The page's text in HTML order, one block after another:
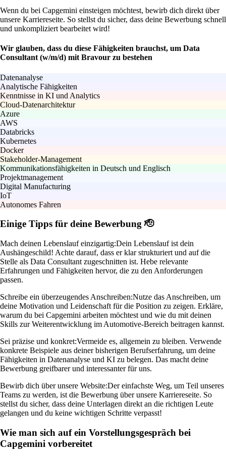
Wenn du bei Capgemini einsteigen möchtest, bewirb dich direkt über
unsere Karriereseite. So stellst du sicher, dass deine Bewerbung schnell
und unkompliziert bearbeitet wird!
Wir glauben, dass du diese Fähigkeiten brauchst, um Data
Consultant (w/m/d) mit Bravour zu bestehen
Datenanalyse
Analytische Fähigkeiten
Kenntnisse in KI und Analytics
Cloud-Datenarchitektur
Azure
AWS
Databricks
Kubernetes
Docker
Stakeholder-Management
Kommunikationsfähigkeiten in Deutsch und Englisch
Projektmanagement
Digital Manufacturing
IoT
Autonomes Fahren
Einige Tipps für deine Bewerbung 🫡
Mach deinen Lebenslauf einzigartig:Dein Lebenslauf ist dein
Aushängeschild! Achte darauf, dass er klar strukturiert und auf die
Stelle als Data Consultant zugeschnitten ist. Hebe relevante
Erfahrungen und Fähigkeiten hervor, die zu den Anforderungen
passen.
Schreibe ein überzeugendes Anschreiben:Nutze das Anschreiben, um
deine Motivation und Leidenschaft für die Position zu zeigen. Erkläre,
warum du bei Capgemini arbeiten möchtest und wie du mit deinen
Skills zur Weiterentwicklung im Automotive-Bereich beitragen kannst.
Sei präzise und konkret:Vermeide es, allgemein zu bleiben. Verwende
konkrete Beispiele aus deiner bisherigen Berufserfahrung, um deine
Fähigkeiten in Datenanalyse und KI zu belegen. Das macht deine
Bewerbung greifbarer und interessanter für uns.
Bewirb dich über unsere Website:Der einfachste Weg, um Teil unseres
Teams zu werden, ist die Bewerbung über unsere Karriereseite. So
stellst du sicher, dass deine Unterlagen direkt an die richtigen Leute
gelangen und du keine wichtigen Schritte verpasst!
Wie man sich auf ein Vorstellungsgespräch bei
Capgemini vorbereitet